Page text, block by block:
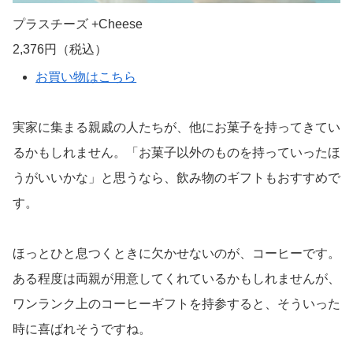
プラスチーズ +Cheese
2,376円（税込）
お買い物はこちら
実家に集まる親戚の人たちが、他にお菓子を持ってきてい
るかもしれません。「お菓子以外のものを持っていったほ
うがいいかな」と思うなら、飲み物のギフトもおすすめで
す。
ほっとひと息つくときに欠かせないのが、コーヒーです。
ある程度は両親が用意してくれているかもしれませんが、
ワンランク上のコーヒーギフトを持参すると、そういった
時に喜ばれそうですね。